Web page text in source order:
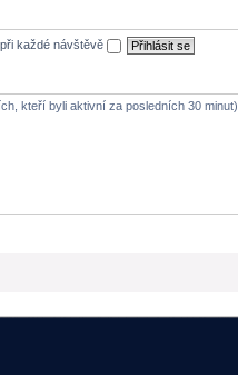
každé návštěvě
kteří byli aktivní za posledních 30 minut)